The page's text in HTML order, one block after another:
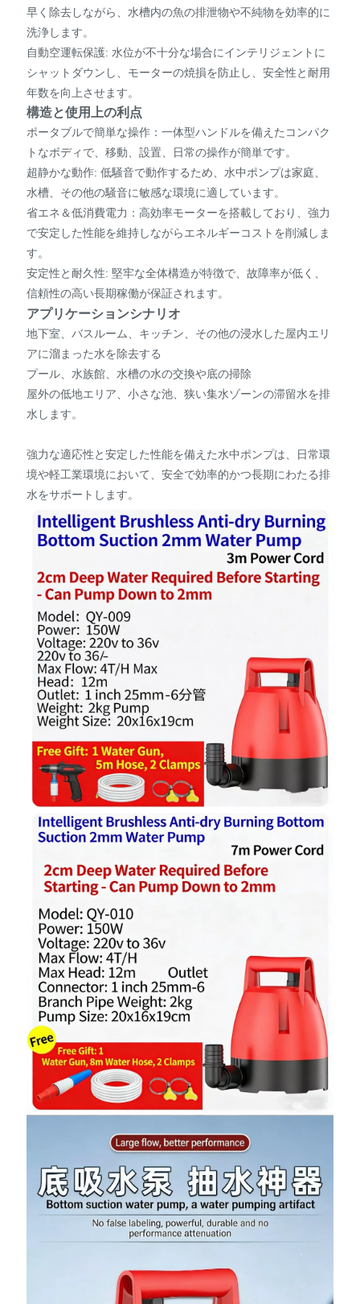
早く除去しながら、水槽内の魚の排泄物や不純物を効率的に
洗浄します。
自動空運転保護: 水位が不十分な場合にインテリジェントに
シャットダウンし、モーターの焼損を防止し、安全性と耐用
年数を向上させます。
構造と使用上の利点
ポータブルで簡単な操作：一体型ハンドルを備えたコンパク
トなボディで、移動、設置、日常の操作が簡単です。
超静かな動作: 低騒音で動作するため、水中ポンプは家庭、
水槽、その他の騒音に敏感な環境に適しています。
省エネ＆低消費電力：高効率モーターを搭載しており、強力
で安定した性能を維持しながらエネルギーコストを削減しま
す。
安定性と耐久性: 堅牢な全体構造が特徴で、故障率が低く、
信頼性の高い長期稼働が保証されます。
アプリケーションシナリオ
地下室、バスルーム、キッチン、その他の浸水した屋内エリ
アに溜まった水を除去する
プール、水族館、水槽の水の交換や底の掃除
屋外の低地エリア、小さな池、狭い集水ゾーンの滞留水を排
水します。
強力な適応性と安定した性能を備えた水中ポンプは、日常環
境や軽工業環境において、安全で効率的かつ長期にわたる排
水をサポートします。